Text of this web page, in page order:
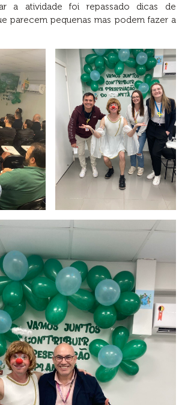
a atividade foi repassado dicas de
parecem pequenas mas podem fazer a